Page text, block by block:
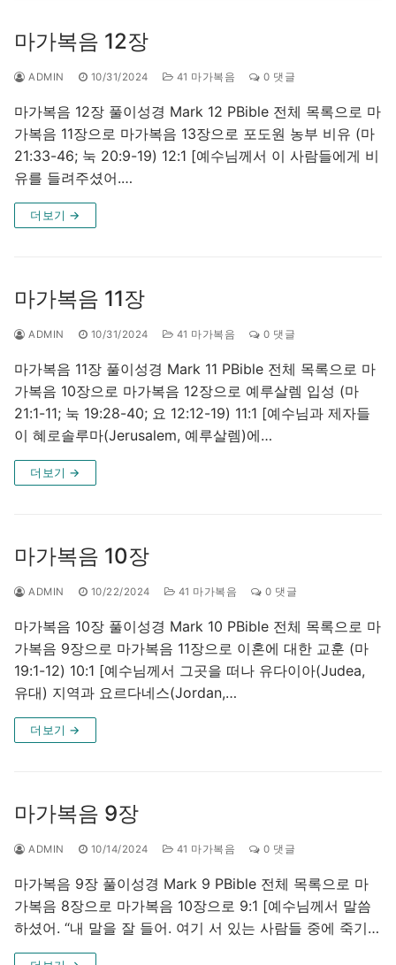
마가복음 12장
ADMIN 10/31/2024 41 마가복음 0 댓글
마가복음 12장 풀이성경 Mark 12 PBible 전체 목록으로 마
가복음 11장으로 마가복음 13장으로 포도원 농부 비유 (마
21:33-46; 눅 20:9-19) 12:1 [예수님께서 이 사람들에게 비
유를 들려주셨어.…
더보기 →
마가복음 11장
ADMIN 10/31/2024 41 마가복음 0 댓글
마가복음 11장 풀이성경 Mark 11 PBible 전체 목록으로 마
가복음 10장으로 마가복음 12장으로 예루살렘 입성 (마
21:1-11; 눅 19:28-40; 요 12:12-19) 11:1 [예수님과 제자들
이 혜로솔루마(Jerusalem, 예루살렘)에…
더보기 →
마가복음 10장
ADMIN 10/22/2024 41 마가복음 0 댓글
마가복음 10장 풀이성경 Mark 10 PBible 전체 목록으로 마
가복음 9장으로 마가복음 11장으로 이혼에 대한 교훈 (마
19:1-12) 10:1 [예수님께서 그곳을 떠나 유다이아(Judea,
유대) 지역과 요르다네스(Jordan,…
더보기 →
마가복음 9장
ADMIN 10/14/2024 41 마가복음 0 댓글
마가복음 9장 풀이성경 Mark 9 PBible 전체 목록으로 마
가복음 8장으로 마가복음 10장으로 9:1 [예수님께서 말씀
하셨어. “내 말을 잘 들어. 여기 서 있는 사람들 중에 죽기…